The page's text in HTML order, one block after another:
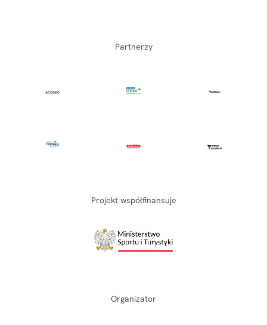
Partnerzy
Projekt współfinansuje
Organizator